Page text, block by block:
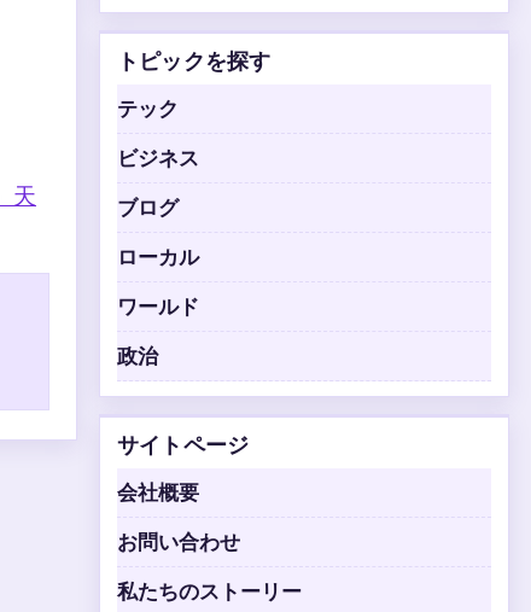
天
トピックを探す
テック
ビジネス
ブログ
ローカル
ワールド
政治
サイトページ
会社概要
お問い合わせ
私たちのストーリー